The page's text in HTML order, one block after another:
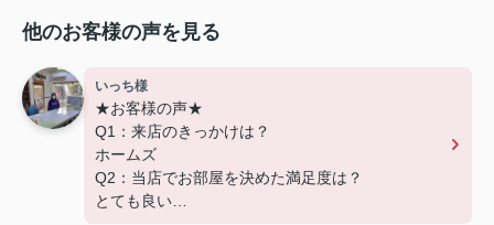
他のお客様の声を見る
いっち様
★お客様の声★
Q1：来店のきっかけは？
ホームズ
Q2：当店でお部屋を決めた満足度は？
とても良い